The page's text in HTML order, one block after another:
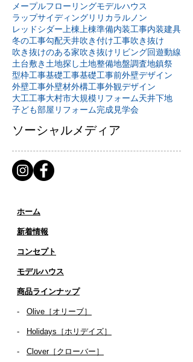
メープルフローリングモデルハウス
ラップサイディングリリカラ ルノン
レッドシダー 上棟 上棟準備内装工事内装建具
冬の工事勾配天井吹き付け工事吹き抜け
吹き抜けのある家吹き抜けリビング回遊動線
土台敷き 土地探し土地整備地盤調査地鎮祭
型枠工事基礎工事基礎工事前外壁デザイン
外壁工事外壁材外構工事外観デザイン
大工工事大村市大規模リフォーム天井下地
子ども部屋リフォーム完成見学会
ソーシャルメディア
ホーム
新着情報
コンセプト
​​モデルハウス
商品ラインナップ
- Olive［オリーブ］
- Holidays［ホリデイズ］
- ​ Clover［クローバー］